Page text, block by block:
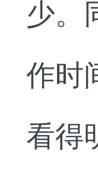
少。
作时
看得